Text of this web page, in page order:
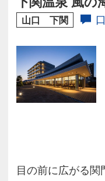
■ミネラルウォー
■唐戸桟橋隣接で
港）
山口 下関
目の前に広がる関